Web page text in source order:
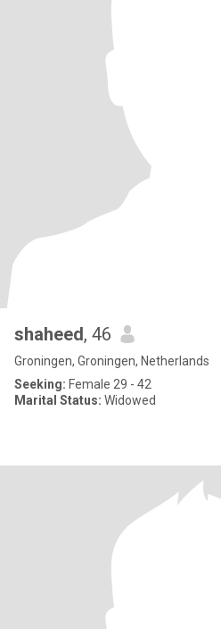
shaheed, 46
Groningen, Groningen, Netherlands
Seeking: Female 29 - 42
Marital Status: Widowed